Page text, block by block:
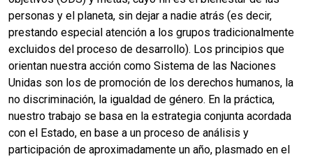
personas y el planeta, sin dejar a nadie atrás (es decir,
prestando especial atención a los grupos tradicionalmente
excluidos del proceso de desarrollo). Los principios que
orientan nuestra acción como Sistema de las Naciones
Unidas son los de promoción de los derechos humanos, la
no discriminación, la igualdad de género. En la práctica,
nuestro trabajo se basa en la estrategia conjunta acordada
con el Estado, en base a un proceso de análisis y
participación de aproximadamente un año, plasmado en el